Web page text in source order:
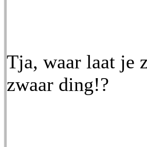
Tja, waar laat je
zwaar ding!?